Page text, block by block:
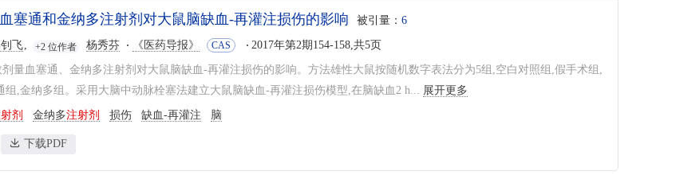
塞通和金纳多注射剂对大鼠脑缺血-再灌注损伤的影响 被引量： 6
飞 +2 位作者 杨秀芬 《医药导报》 CAS 2017年第2期154-158,共5页
剂量血塞通、金纳多注射剂对大鼠脑缺血-再灌注损伤的影响。方法雄性大鼠按随机数字表法分为5组,空白对照组,假手术组,
组,金纳多组。采用大脑中动脉栓塞法建立大鼠脑缺血-再灌注损伤模型,在脑缺血2 h... 展开更多
剂 金纳多注射剂 损伤 缺血-再灌注 脑
下载PDF